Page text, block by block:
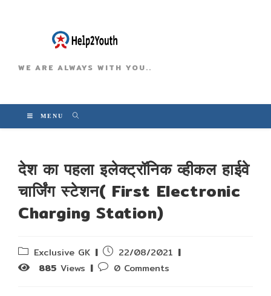
WE ARE ALWAYS WITH YOU..
MENU
देश का पहला इलेक्ट्रॉनिक व्हीकल हाईवे
चार्जिंग स्टेशन( First Electronic
Charging Station)
Post
category:
Exclusive GK
Post
published:
22/08/2021
885 Views
Post0 Comments